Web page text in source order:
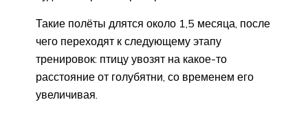
Такие полёты длятся около 1,5 месяца, после
чего переходят к следующему этапу
тренировок: птицу увозят на какое-то
расстояние от голубятни, со временем его
увеличивая.